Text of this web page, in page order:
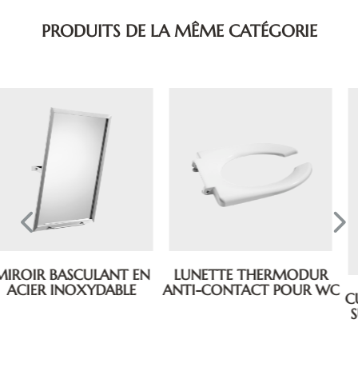
PRODUITS DE LA MÊME CATÉGORIE
CUVETTE EN PORCELAINE
LAVABO MURAL EN